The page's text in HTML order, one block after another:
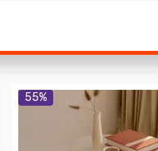
55%